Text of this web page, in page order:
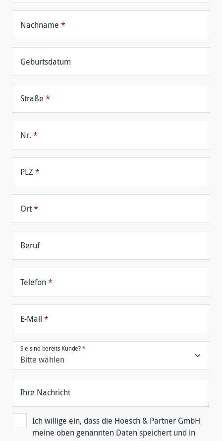
Nachname *
Geburtsdatum
Straße *
Nr. *
PLZ *
Ort*
Beruf
Telefon*
E-Mail *
Sie sind bereits Kunde?*
Ihre Nachricht
Ich willige ein, dass die Hoesch & Partner GmbH
meine oben genannten Daten speichert und in